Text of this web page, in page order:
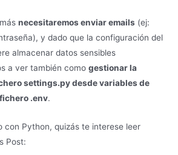
necesitaremos enviar emails (ej:
y dado que la configuración del
almacenar datos sensibles
a ver también como gestionar la
settings.py desde variables de
.env.
con Python, quizás te interese leer
Post: